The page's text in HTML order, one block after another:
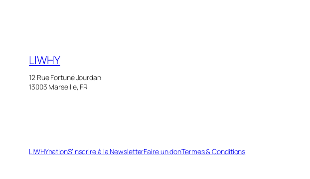
LIWHY
12 Rue Fortuné Jourdan
13003 Marseille, FR
LIWHYnationS’inscrire à la NewsletterFaire un donTermes & Conditions